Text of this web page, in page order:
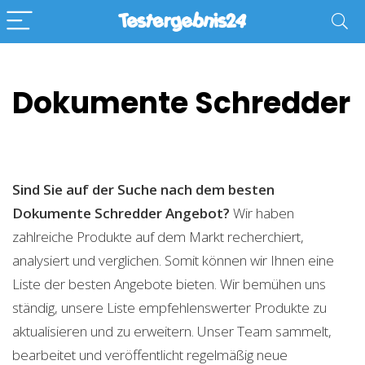
Dokumente Schredder
Sind Sie auf der Suche nach dem besten
Dokumente SchredderAngebot? Wir haben
zahlreiche Produkte auf dem Markt recherchiert,
analysiert und verglichen. Somit können wir Ihnen eine
Liste der besten Angebote bieten. Wir bemühen uns
ständig, unsere Liste empfehlenswerter Produkte zu
aktualisieren und zu erweitern. Unser Team sammelt,
bearbeitet und veröffentlicht regelmäßig neue